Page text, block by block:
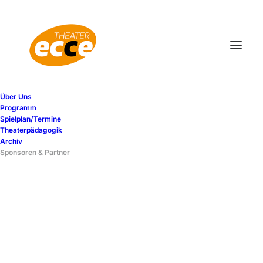
Über Uns
Programm
Spielplan/Termine
Theaterpädagogik
Archiv
Sponsoren & PartnerSPONSOREN